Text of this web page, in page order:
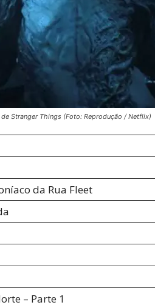
Stranger Things (Foto: Reprodução / Netflix)
da Rua Fleet
– Parte 1